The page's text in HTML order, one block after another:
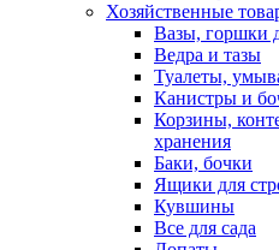
Хозяйственные
Вазы, горшки
Ведра и тазы
Туалеты,
Канистры и
Корзины,
хранения
Баки, бочки
Ящики для
Кувшины
Все для сада